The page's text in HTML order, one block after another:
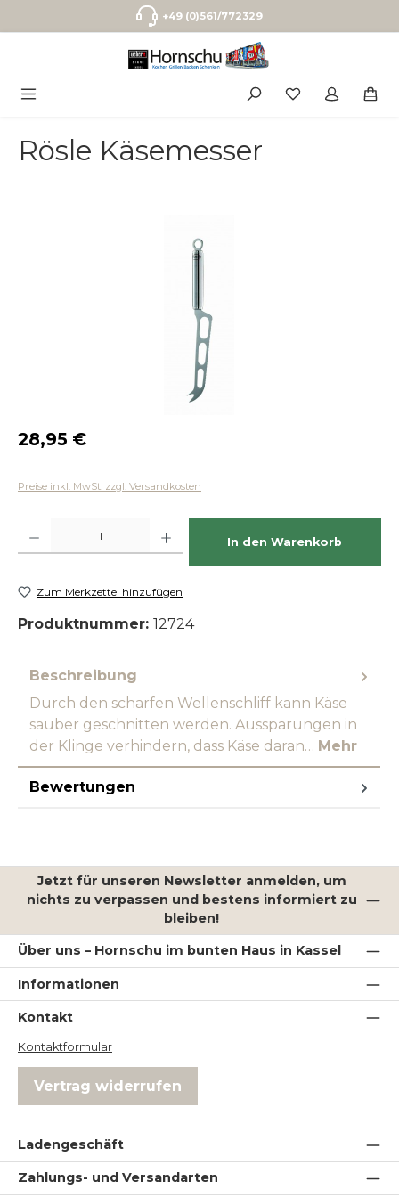
Zum Hauptinhalt springen+49 (0)561/772329
Rösle Käsemesser
Regulärer Preis:
28,95 €
Preise inkl. MwSt. zzgl. Versandkosten
In den Warenkorb
Zum Merkzettel hinzufügen
Produktnummer: 12724
Beschreibung
Durch den scharfen Wellenschliff kann Käse
sauber geschnitten werden. Aussparungen in
der Klinge verhindern, dass Käse daran… Mehr
Bewertungen
Jetzt für unseren Newsletter anmelden, um
nichts zu verpassen und bestens informiert zu
bleiben!
Über uns – Hornschu im bunten Haus in Kassel
Informationen
Kontakt
Kontaktformular
Vertrag widerrufen
Ladengeschäft
Zahlungs- und Versandarten